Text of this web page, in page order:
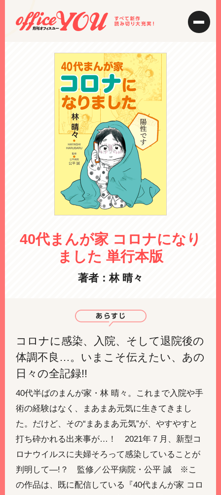
40代まんが家 コロナになり
ました 単行本版
著者：林 晴々
コロナに感染、入院、そして退院後の
体調不良…。いまこそ伝えたい、あの
日々の全記録!!
40代半ばのまんが家・林 晴々。これまで入院や手
術の経験はなく、まあまあ元気に生きてきまし
た。だけど、その“まあまあ元気”が、やすやすと
打ち砕かれる出来事が…！ 2021年７月、新型コ
ロナウイルスに夫婦そろって感染していることが
判明して―!？ 監修／公平病院・公平 誠 ※こ
の作品は、既に配信している『40代まんが家 コロ